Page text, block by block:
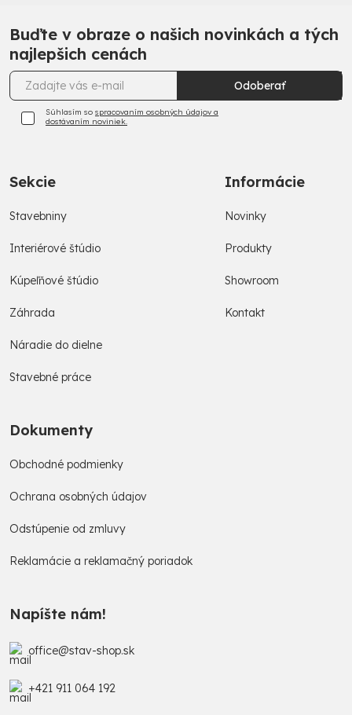
Buďte v obraze o našich novinkách a tých
najlepšich cenách
Odoberať
Súhlasím so spracovaním osobných údajov a
dostávaním noviniek.
Sekcie
Stavebniny
Interiérové štúdio
Kúpeľňové štúdio
Záhrada
Náradie do dielne
Stavebné práce
Informácie
Novinky
Produkty
Showroom
Kontakt
Dokumenty
Obchodné podmienky
Ochrana osobných údajov
Odstúpenie od zmluvy
Reklamácie a reklamačný poriadok
Napíšte nám!
office@stav-shop.sk
+421 911 064 192